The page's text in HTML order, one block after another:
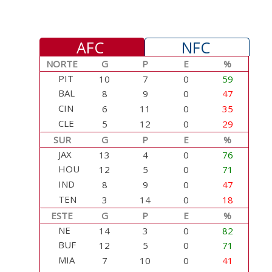
AFC NFC
NORTE G P E
%
PIT
10 7 0
59
BAL
8 9 0
47
CIN
6 11 0
35
CLE
5 12 0
29
SUR
G P E
%
JAX
13 4 0
76
HOU
12 5 0
71
IND
8 9 0
47
TEN
3 14 0
18
ESTE
G P E
%
NE
14 3 0
82
BUF
12 5 0
71
MIA
7 10 0
41